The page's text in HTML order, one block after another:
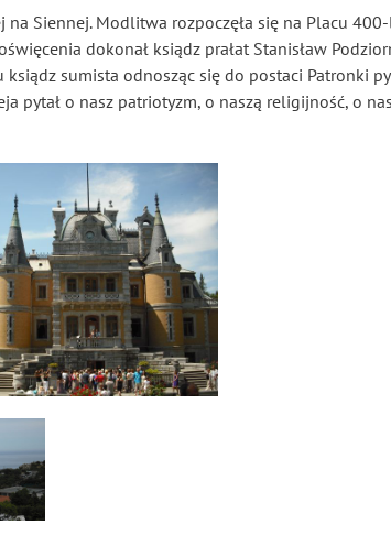
Siennej. Modlitwa rozpoczęła się na Placu
dokonał ksiądz prałat Stanisław
sumista odnosząc się do postaci Patronki
pytał o nasz patriotyzm, o naszą religijność, o